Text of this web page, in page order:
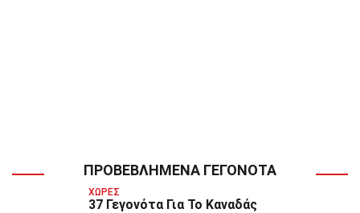
ΠΡΟΒΕΒΛΗΜΈΝΑ ΓΕΓΟΝΌΤΑ
ΧΏΡΕΣ
37 Γεγονότα Για Το Καναδάς